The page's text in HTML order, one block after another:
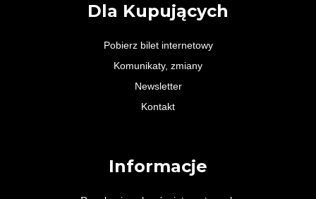
Dla Kupujących
Pobierz bilet internetowy
Komunikaty, zmiany
Newsletter
Kontakt
Informacje